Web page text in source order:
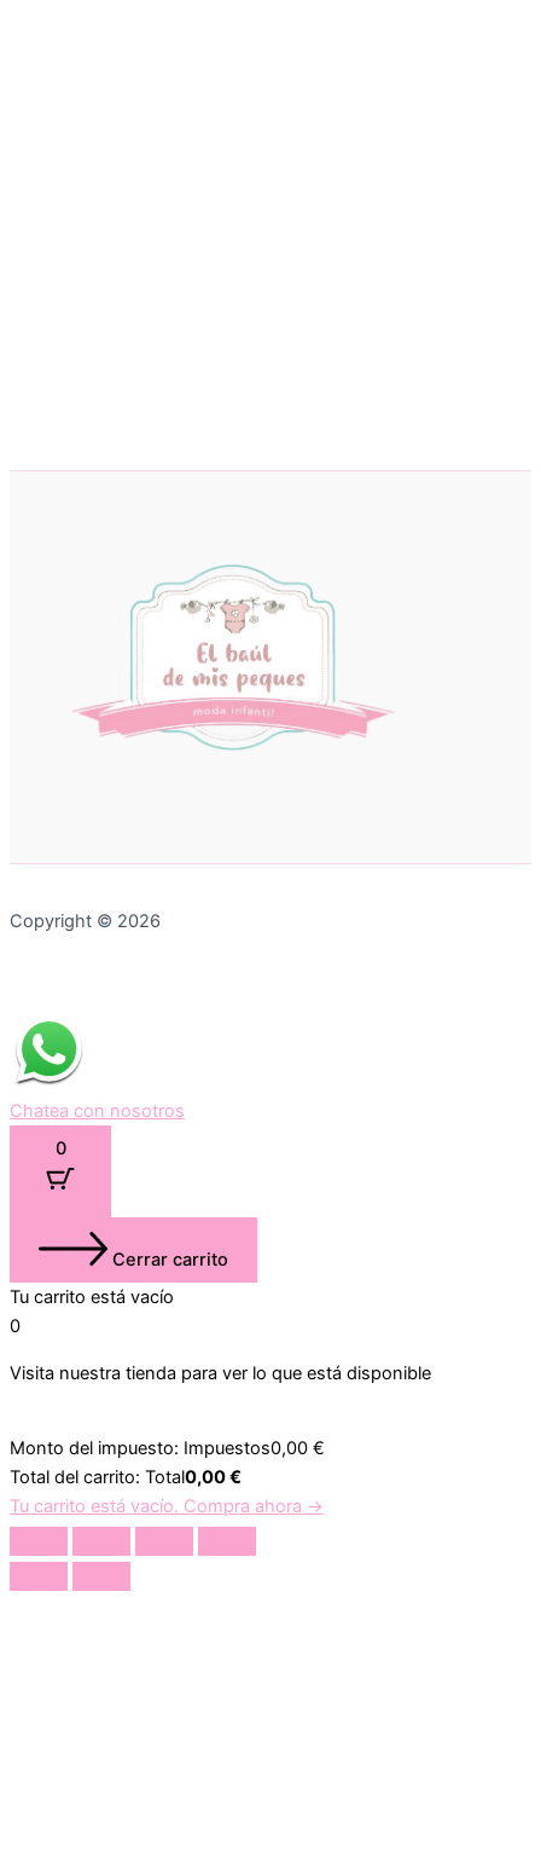
Copyright © 2026
Chatea con nosotros
0
Cerrar carrito
Tu carrito está vacío
0
Visita nuestra tienda para ver lo que está disponible
Monto del impuesto: Impuestos0,00 €
Total del carrito: Total0,00€
Tu carrito está vacío. Compra ahora →